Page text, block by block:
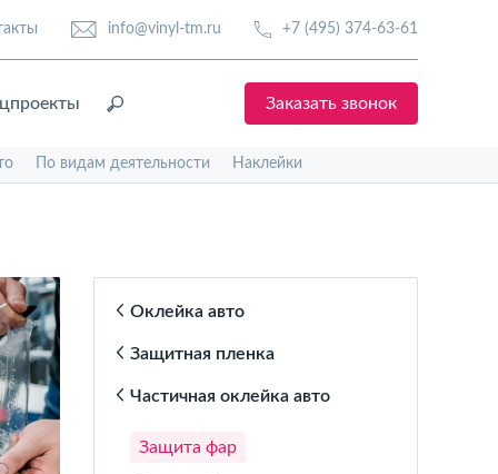
info@vinyl-tm.ru +7 (495) 374-63-61
Заказать звонок
По видам деятельности Наклейки
Оклейка авто
Защитная пленка
Частичная оклейка авто
Защита фар